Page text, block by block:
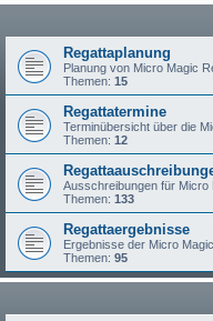
Regattaplanung
Planung von Micro Magic
Themen: 15
Regattatermine
Terminübersicht über die
Themen: 12
Ausschreibungen für Micro
Themen: 133
Regattaergebnisse
Ergebnisse der Micro
Themen: 95